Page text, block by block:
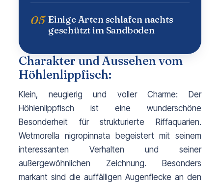
05 Einige Arten schlafen nachts
geschützt im Sandboden
Charakter und Aussehen vom
Höhlenlippfisch:
Klein, neugierig und voller Charme: Der
Höhlenlippfisch ist eine wunderschöne
Besonderheit für strukturierte Riffaquarien.
Wetmorella nigropinnata begeistert mit seinem
interessanten Verhalten und seiner
außergewöhnlichen Zeichnung. Besonders
markant sind die auffälligen Augenflecke an den